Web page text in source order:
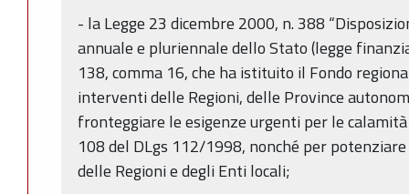
- la Legge 23 dicembre 2000, n. 388
annuale e pluriennale dello Stato (legge
138, comma 16, che ha istituito il Fondo
interventi delle Regioni, delle Province
fronteggiare le esigenze urgenti per le
108 del DLgs 112/1998, nonché per
delle Regioni e degli Enti locali;